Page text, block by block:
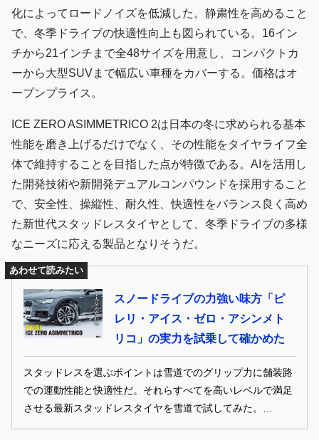
化によってロードノイズを低減した。静粛性を高めること
で、冬季ドライブの快適性向上も図られている。16イン
チから21インチまで全48サイズを用意し、コンパクトカ
ーから大型SUVまで幅広い車種をカバーする。価格はオ
ープンプライス。
ICE ZERO ASIMMETRICO 2は日本の冬に求められる基本
性能を磨き上げるだけでなく、その性能をタイヤライフ全
体で維持することを目指した点が特徴である。AIを活用し
た開発技術や新開発デュアルコンパウンドを採用すること
で、安全性、操縦性、耐久性、快適性をバランス良く高め
た新世代スタッドレスタイヤとして、冬季ドライブの多様
なニーズに応える製品となりそうだ。
あわせて読みたい
スノードライブの力強い味方「ピ
レリ・アイス・ゼロ・アシンメト
リコ」の実力を試乗して確かめた
スタッドレスを選ぶポイントは雪道でのグリップ力に舗装路
での運動性能と快適性だ。それらすべてを高いレベルで満足
させる最新スタッドレスタイヤを雪道で試してみた。